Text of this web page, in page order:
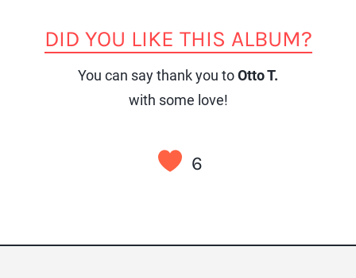
DID YOU LIKE THIS ALBUM?
You can say thank you toOtto T.
with some love!
6